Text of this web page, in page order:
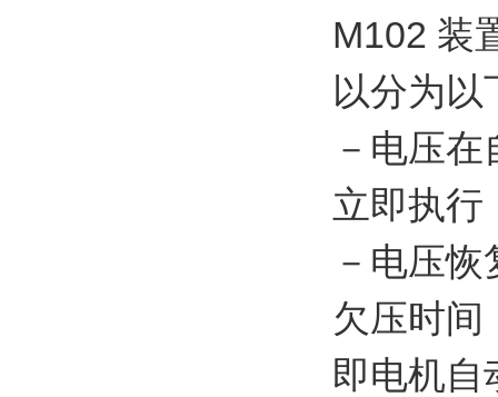
M102 装
以分为以
－电压
立即执行
－电压
欠压时间
即电机自